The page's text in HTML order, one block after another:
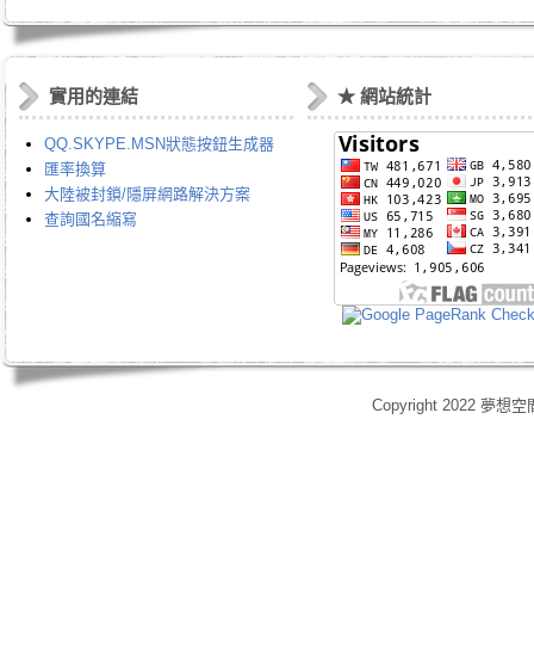
實用的連結
QQ.SKYPE.MSN狀態按鈕生成器
匯率換算
大陸被封鎖/隱屏網路解決方案
查詢國名縮寫
★ 網站統計
Copyright 2022 夢想